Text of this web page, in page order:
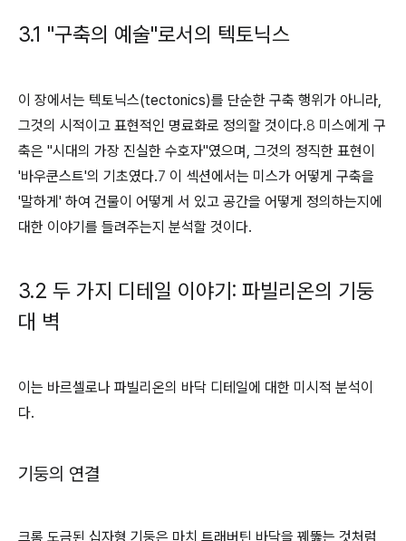
3.1 "구축의 예술"로서의 텍토닉스
이 장에서는 텍토닉스(tectonics)를 단순한 구축 행위가 아니라,
그것의 시적이고 표현적인 명료화로 정의할 것이다.8 미스에게 구
축은 "시대의 가장 진실한 수호자"였으며, 그것의 정직한 표현이
'바우쿤스트'의 기초였다.7 이 섹션에서는 미스가 어떻게 구축을
'말하게' 하여 건물이 어떻게 서 있고 공간을 어떻게 정의하는지에
대한 이야기를 들려주는지 분석할 것이다.
3.2 두 가지 디테일 이야기: 파빌리온의 기둥
대 벽
이는 바르셀로나 파빌리온의 바닥 디테일에 대한 미시적 분석이
다.
기둥의 연결
크롬 도금된 십자형 기둥은 마치 트래버틴 바닥을 꿰뚫는 것처럼